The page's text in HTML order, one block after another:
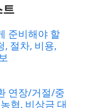
트
준비해야 할
, 절차, 비용,
연장/거절/중
협, 비상금 대